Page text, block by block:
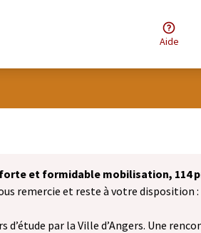
Aide
et formidable mobilisation, 114
remercie et reste à votre disposition :
par la Ville d’Angers. Une